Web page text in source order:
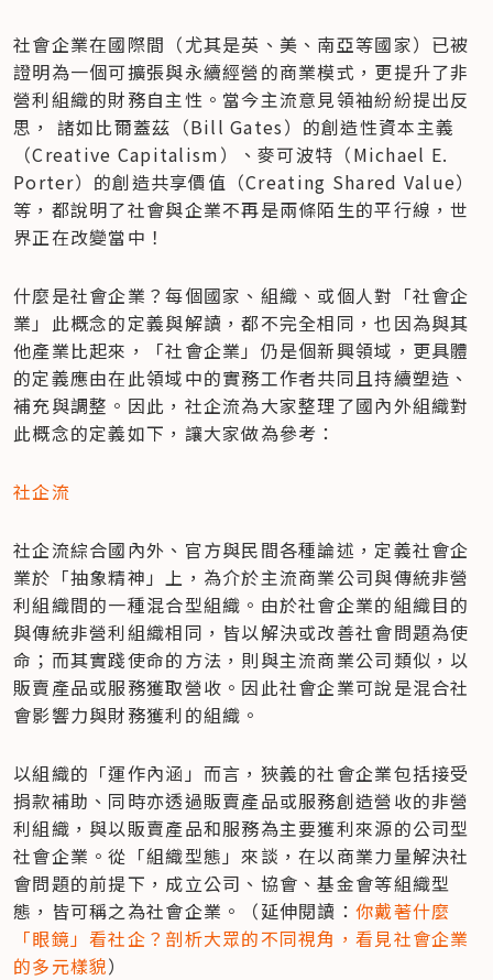
社會企業在國際間（尤其是英、美、南亞等國家）已被
證明為一個可擴張與永續經營的商業模式，更提升了非
營利組織的財務自主性。當今主流意見領袖紛紛提出反
思， 諸如比爾蓋茲（Bill Gates）的創造性資本主義
（Creative Capitalism）、麥可波特（Michael E.
Porter）的創造共享價值（Creating Shared Value）
等，都說明了社會與企業不再是兩條陌生的平行線，世
界正在改變當中！
什麼是社會企業？每個國家、組織、或個人對「社會企
業」此概念的定義與解讀，都不完全相同，也因為與其
他產業比起來，「社會企業」仍是個新興領域，更具體
的定義應由在此領域中的實務工作者共同且持續塑造、
補充與調整。因此，社企流為大家整理了國內外組織對
此概念的定義如下，讓大家做為參考：
社企流
社企流綜合國內外、官方與民間各種論述，定義社會企
業於「抽象精神」上，為介於主流商業公司與傳統非營
利組織間的一種混合型組織。由於社會企業的組織目的
與傳統非營利組織相同，皆以解決或改善社會問題為使
命；而其實踐使命的方法，則與主流商業公司類似，以
販賣產品或服務獲取營收。因此社會企業可說是混合社
會影響力與財務獲利的組織。
以組織的「運作內涵」而言，狹義的社會企業包括接受
捐款補助、同時亦透過販賣產品或服務創造營收的非營
利組織，與以販賣產品和服務為主要獲利來源的公司型
社會企業。從「組織型態」來談，在以商業力量解決社
會問題的前提下，成立公司、協會、基金會等組織型
態，皆可稱之為社會企業。（延伸閱讀：你戴著什麼
「眼鏡」看社企？剖析大眾的不同視角，看見社會企業
的多元樣貌）